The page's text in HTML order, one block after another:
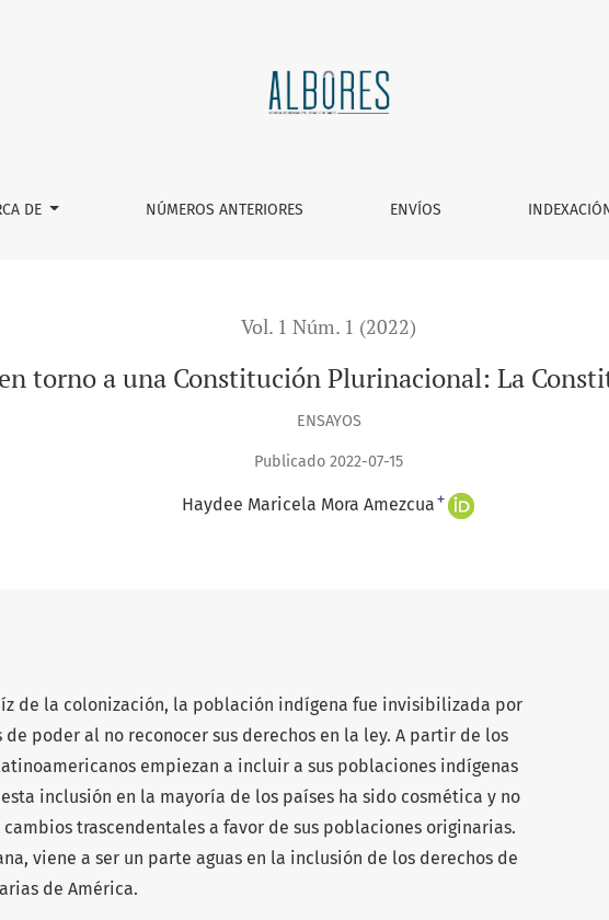
Plurinacional: La Constitución de Bolivia
DE NÚMEROS ANTERIORES ENVÍOS
Vol. 1 Núm. 1 (2022)
torno a una Constitución Plurinacional: La
ENSAYOS
Publicado 2022-07-15
Haydee Maricela Mora Amezcua +
de la colonización, la población indígena fue invisibilizada por
poder al no reconocer sus derechos en la ley. A partir de los
empiezan a incluir a sus poblaciones indígenas
inclusión en la mayoría de los países ha sido cosmética y no
trascendentales a favor de sus poblaciones originarias.
viene a ser un parte aguas en la inclusión de los derechos de
de América.